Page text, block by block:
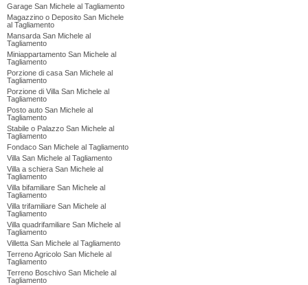
Garage San Michele al Tagliamento
Magazzino o Deposito San Michele
al Tagliamento
Mansarda San Michele al
Tagliamento
Miniappartamento San Michele al
Tagliamento
Porzione di casa San Michele al
Tagliamento
Porzione di Villa San Michele al
Tagliamento
Posto auto San Michele al
Tagliamento
Stabile o Palazzo San Michele al
Tagliamento
Fondaco San Michele al Tagliamento
Villa San Michele al Tagliamento
Villa a schiera San Michele al
Tagliamento
Villa bifamiliare San Michele al
Tagliamento
Villa trifamiliare San Michele al
Tagliamento
Villa quadrifamiliare San Michele al
Tagliamento
Villetta San Michele al Tagliamento
Terreno Agricolo San Michele al
Tagliamento
Terreno Boschivo San Michele al
Tagliamento